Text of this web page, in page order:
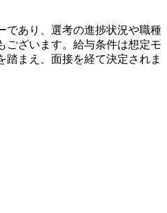
であり、選考の進捗状況や職種
ございます。給与条件は想定モ
踏まえ、面接を経て決定されま